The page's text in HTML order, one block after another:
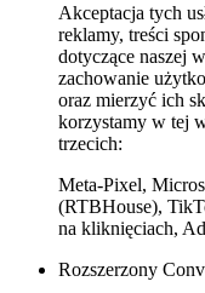
Akceptacja tych
reklamy, treści
dotyczące naszej
zachowanie
oraz mierzyć ich
korzystamy w tej
trzecich:
Meta-Pixel,
(RTBHouse),
na kliknięciach,
Rozszerzony